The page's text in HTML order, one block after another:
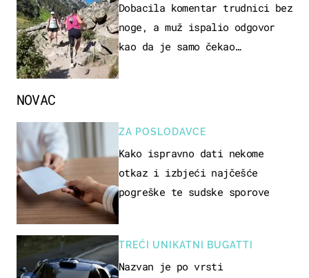
Dobacila komentar trudnici bez
noge, a muž ispalio odgovor
kao da je samo čekao…
NOVAC
ZA POSLODAVCE
Kako ispravno dati nekome
otkaz i izbjeći najčešće
pogreške te sudske sporove
TREĆI UNIKATNI BUGATTI
Nazvan je po vrsti